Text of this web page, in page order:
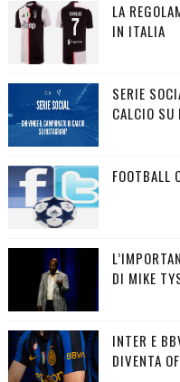
LA
IN ITALIA
SERIE
CALCIO SU
FOOTBALL
DI MIKE
INTER E
DIVENTA